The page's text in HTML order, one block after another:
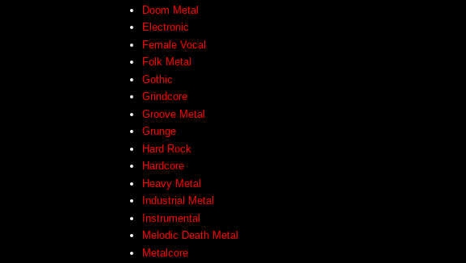
Doom Metal
Electronic
Female Vocal
Folk Metal
Gothic
Grindcore
Groove Metal
Grunge
Hard Rock
Hardcore
Heavy Metal
Industrial Metal
Instrumental
Melodic Death Metal
Metalcore